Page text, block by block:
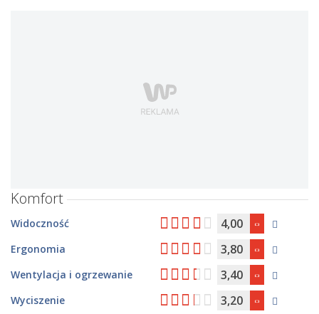
Komfort
Widoczność 4,00
Ergonomia 3,80
Wentylacja i ogrzewanie 3,40
Wyciszenie 3,20